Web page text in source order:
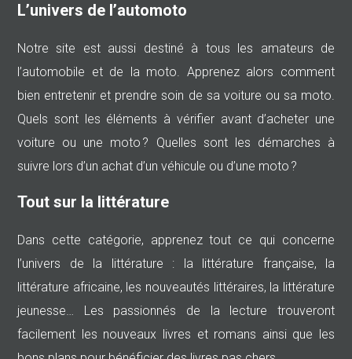
L’univers de l’automoto
Notre site est aussi destiné à tous les amateurs de
l’automobile et de la moto. Apprenez alors comment
bien entretenir et prendre soin de sa voiture ou sa moto.
Quels sont les éléments à vérifier avant d’acheter une
voiture ou une moto ? Quelles sont les démarches à
suivre lors d’un achat d’un véhicule ou d’une moto ?
Tout sur la littérature
Dans cette catégorie, apprenez tout ce qui concerne
l’univers de la littérature : la littérature française, la
littérature africaine, les nouveautés littéraires, la littérature
jeunesse… Les passionnés de la lecture trouveront
facilement les nouveaux livres et romans ainsi que les